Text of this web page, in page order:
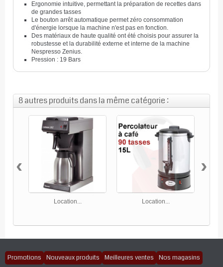
Ergonomie intuitive, permettant la préparation de recettes dans
de grandes tasses
Le bouton arrêt automatique permet zéro consommation
d'énergie lorsque la machine n'est pas en fonction.
Des matériaux de haute qualité ont été choisis pour assurer la
robustesse et la durabilité externe et interne de la machine
Nespresso Zenius.
Pression : 19 Bars
8 autres produits dans la même catégorie :
Location... Location...
‹ ›
Promotions Nouveaux produits Meilleures ventes Nos magasins